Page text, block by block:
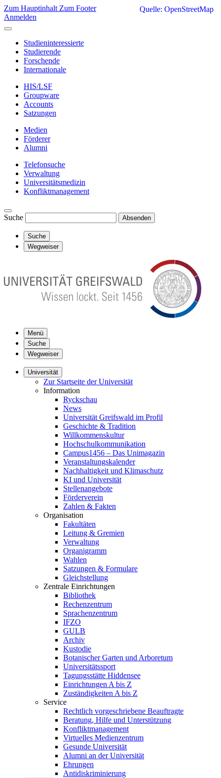
Zum Hauptinhalt Zum Footer
Anmelden
Studieninteressierte
Studierende
Forschende
Internationale
HIS/LSF
Groupware
Accounts
Satzungen
Medien
Förderer
Alumni
Telefonsuche
Verwaltung
Universitätsmedizin
Konfliktmanagement
Suche Absenden
Suche
Wegweiser
Menü
Suche
Wegweiser
Universität
Zur Startseite der Universität
Information
Ryckschau
News
Universität Greifswald im Profil
Geschichte & Tradition
Willkommenskultur
Hochschulkommunikation
Campus1456 – Das Unimagazin
Veranstaltungskalender
Nachhaltigkeit und Klimaschutz
KI und Universität
Stellenangebote
Förderverein
Zahlen & Fakten
Organisation
Fakultäten
Leitung & Gremien
Verwaltung
Organigramm
Wahlen
Satzungen & Formulare
Gleichstellung
Zentrale Einrichtungen
Bibliothek
Rechenzentrum
Sprachenzentrum
IFZO
GULB
Archiv
Kustodie
Botanischer Garten und Arboretum
Universitätssport
Tagungsstätte Hiddensee
Einrichtungen A bis Z
Zuständigkeiten A bis Z
Service
Rechtlich vorgeschriebene Beauftragte
Beratung, Hilfe und Unterstützung
Konfliktmanagement
Virtuelles Medienzentrum
Gesunde Universität
Alumni an der Universität
Ehrungen
Antidiskriminierung
Quelle: OpenStreetMap